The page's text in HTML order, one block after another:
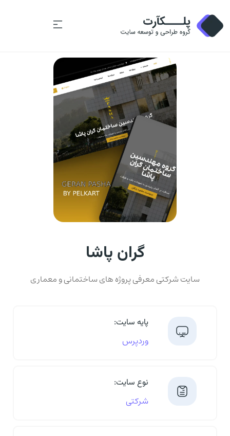
گران پاشا
سایت شرکتی معرفی پروژه های ساختمانی و معماری
پایه سایت:
وردپرس
نوع سایت:
شرکتی